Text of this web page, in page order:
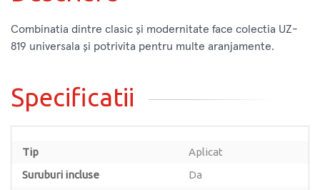
Combinatia dintre clasic și modernitate face colectia UZ-
819 universala și potrivita pentru multe aranjamente.
Specificatii
Tip
Aplicat
Suruburi incluse
Da